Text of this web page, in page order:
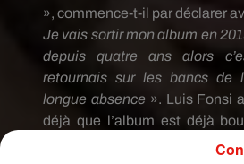
», commence-t-il par déclarer
Je vais sortir mon album en
depuis quatre ans alors
retournais sur les bancs de
longue absence». Luis Fonsi
déjà que l’album est déjà
chansons vraiment